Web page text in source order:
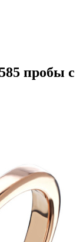
пробы с